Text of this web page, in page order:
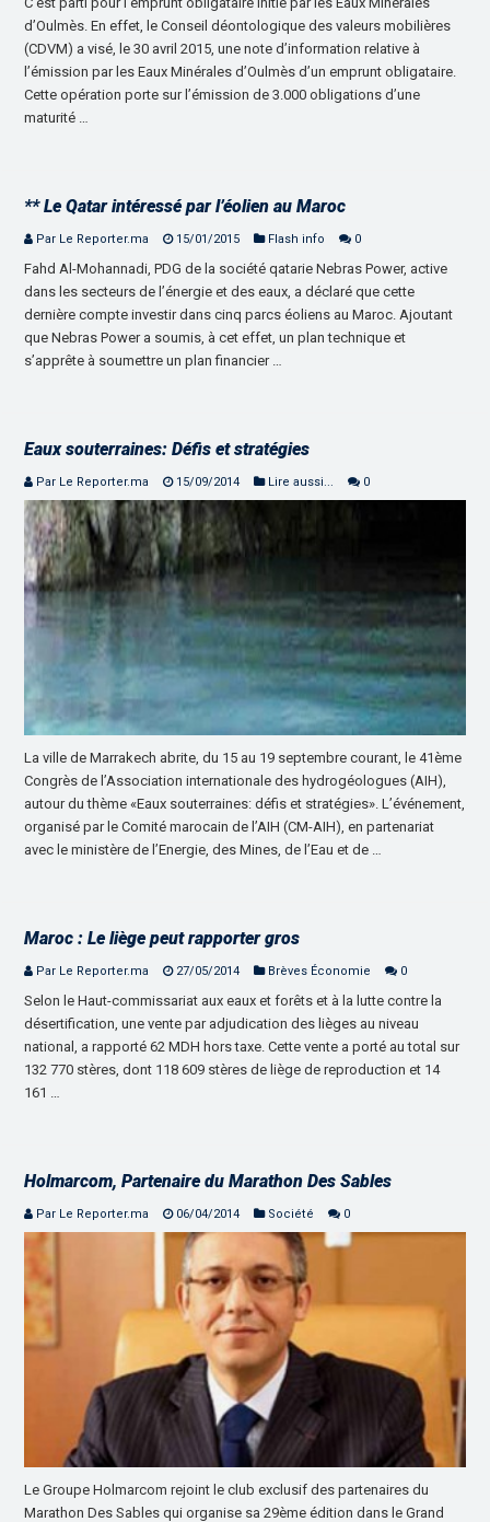
d’Oulmès. En effet, le Conseil déontologique des valeurs mobilières
(CDVM) a visé, le 30 avril 2015, une note d’information relative à
l’émission par les Eaux Minérales d’Oulmès d’un emprunt obligataire.
Cette opération porte sur l’émission de 3.000 obligations d’une
maturité …
** Le Qatar intéressé par l’éolien au Maroc
Par Le Reporter.ma 15/01/2015 Flash info 0
Fahd Al-Mohannadi, PDG de la société qatarie Nebras Power, active
dans les secteurs de l’énergie et des eaux, a déclaré que cette
dernière compte investir dans cinq parcs éoliens au Maroc. Ajoutant
que Nebras Power a soumis, à cet effet, un plan technique et
s’apprête à soumettre un plan financier …
Eaux souterraines: Défis et stratégies
Par Le Reporter.ma 15/09/2014 Lire aussi... 0
La ville de Marrakech abrite, du 15 au 19 septembre courant, le 41ème
Congrès de l’Association internationale des hydrogéologues (AIH),
autour du thème «Eaux souterraines: défis et stratégies». L’événement,
organisé par le Comité marocain de l’AIH (CM-AIH), en partenariat
avec le ministère de l’Energie, des Mines, de l’Eau et de …
Maroc : Le liège peut rapporter gros
Par Le Reporter.ma 27/05/2014 Brèves Économie 0
Selon le Haut-commissariat aux eaux et forêts et à la lutte contre la
désertification, une vente par adjudication des lièges au niveau
national, a rapporté 62 MDH hors taxe. Cette vente a porté au total sur
132 770 stères, dont 118 609 stères de liège de reproduction et 14
161 …
Holmarcom, Partenaire du Marathon Des Sables
Par Le Reporter.ma 06/04/2014 Société 0
Le Groupe Holmarcom rejoint le club exclusif des partenaires du
Marathon Des Sables qui organise sa 29ème édition dans le Grand